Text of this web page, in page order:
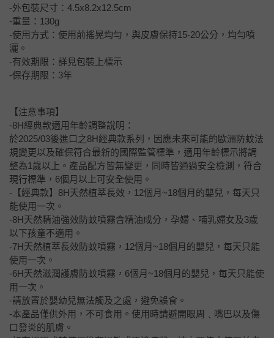
-外包裝尺寸：4.5x8.2x12.5cm
-重量：130g
-使用方式：使用前搖晃均勻，與皮膚保持15-20公分，均勻噴
灑。
-有效期限：詳見包裝上標示
-保存期限：3年
【注意事項】
-8H經典款適用年齡調整說明：
於2025/03後進口之8H經典款系列，因應未來可能的歐洲防蚊法
規變更以及確保符合最新的國際監管標準，適用年齡標示將調
整為1歲以上。產品配方皆無變更，同時皆通過安全檢測，符合
現行標準，6個月以上可安全使用。
-【經典款】8H天然植萃長效，12個月~18個月的嬰兒，每天只
能使用一次。
-8H天然精油強效防蚊噴霧含精油成分，孕婦、哺乳婦女及3歲
以下孩童不適用。
-7H天然植萃長效防蚊噴霧，12個月~18個月的嬰兒，每天只能
使用一次。
-6H天然滋潤護膚防蚊噴霧，6個月~18個月的嬰兒，每天只能使
用一次。
-請放置於嬰幼兒無法觸及之處，避免誤食。
-本產品僅供外用，不可食用。使用時請避開眼周﹑嘴巴以及傷
口發炎的肌膚。